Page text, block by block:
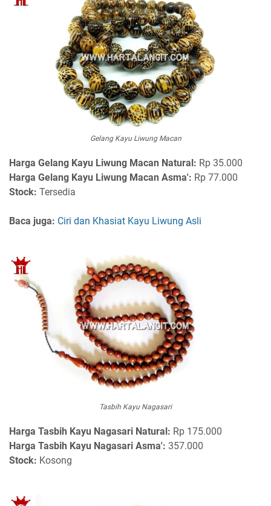
Gelang Kayu Liwung Macan
Harga Gelang Kayu Liwung Macan Natural: Rp 35.000
Harga Gelang Kayu Liwung Macan Asma': Rp 77.000
Stock: Tersedia
Baca juga: Ciri dan Khasiat Kayu Liwung Asli
Tasbih Kayu Nagasari
Harga Tasbih Kayu Nagasari Natural: Rp 175.000
Harga Tasbih Kayu Nagasari Asma': 357.000
Stock: Kosong